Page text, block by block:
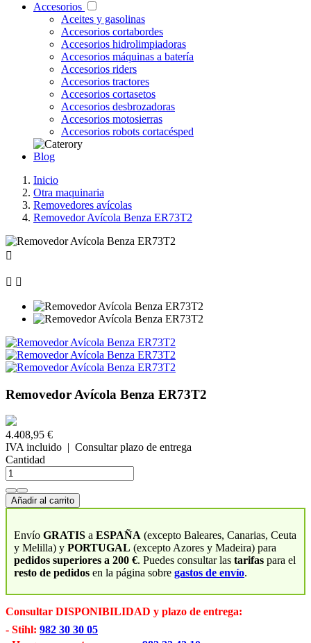
Accesorios
Aceites y gasolinas
Accesorios cortabordes
Accesorios hidrolimpiadoras
Accesorios máquinas a batería
Accesorios riders
Accesorios tractores
Accesorios cortasetos
Accesorios desbrozadoras
Accesorios motosierras
Accesorios robots cortacésped
Blog
Inicio
Otra maquinaria
Removedores avícolas
Removedor Avícola Benza ER73T2

 
Removedor Avícola Benza ER73T2
4.408,95 €
IVA incluido | Consultar plazo de entrega
Cantidad
Añadir al carrito
Envío GRATIS a ESPAÑA (excepto Baleares, Canarias, Ceuta
y Melilla) y PORTUGAL (excepto Azores y Madeira) para
pedidos superiores a 200 €. Puedes consultar las tarifas para el
resto de pedidos en la página sobre gastos de envío.
Consultar DISPONIBILIDAD y plazo de entrega:
- Stihl: 982 30 30 05